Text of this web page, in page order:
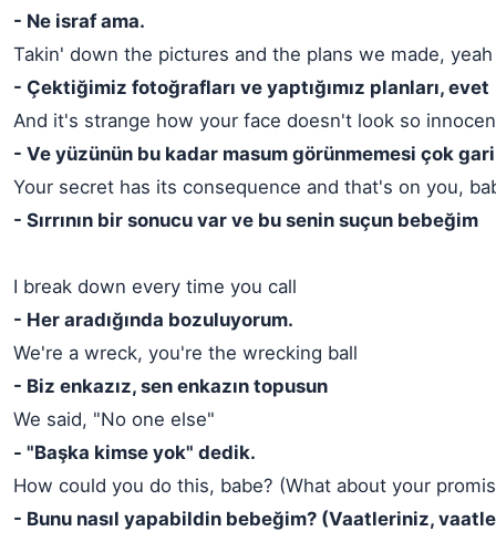
- Ne israf ama.
Takin' down the pictures and the plans we made, yeah
- Çektiğimiz fotoğrafları ve yaptığımız planları, evet
And it's strange how your face doesn't look so
- Ve yüzünün bu kadar masum görünmemesi çok
Your secret has its consequence and that's on you,
- Sırrının bir sonucu var ve bu senin suçun bebeğim
I break down every time you call
- Her aradığında bozuluyorum.
We're a wreck, you're the wrecking ball
- Biz enkazız, sen enkazın topusun
We said, "No one else"
- "Başka kimse yok" dedik.
How could you do this, babe? (What about your
- Bunu nasıl yapabildin bebeğim? (Vaatleriniz,